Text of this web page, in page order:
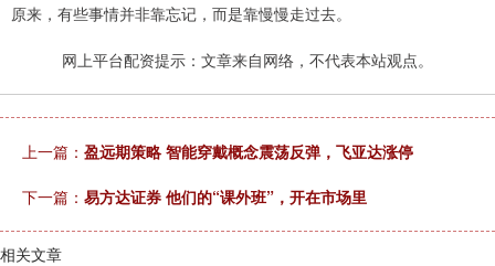
原来，有些事情并非靠忘记，而是靠慢慢走过去。
网上平台配资提示：文章来自网络，不代表本站观点。
上一篇： 盈远期策略 智能穿戴概念震荡反弹，飞亚达涨停
下一篇： 易方达证券 他们的“课外班”，开在市场里
相关文章